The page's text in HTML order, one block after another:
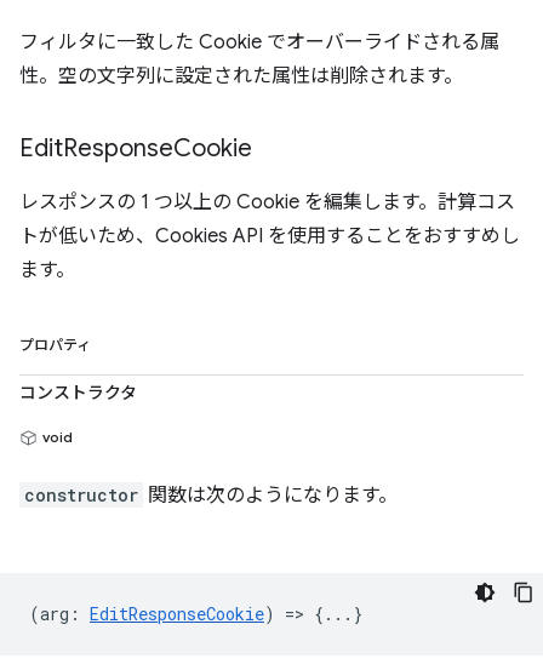
フィルタに一致した Cookie でオーバーライドされる属
性。空の文字列に設定された属性は削除されます。
EditResponseCookie
レスポンスの 1 つ以上の Cookie を編集します。計算コス
トが低いため、Cookies API を使用することをおすすめし
ます。
プロパティ
コンストラクタ
void
constructor 関数は次のようになります。
(arg : EditResponseCookie) => {...}